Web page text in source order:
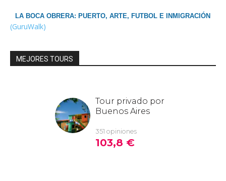
LA BOCA OBRERA: PUERTO, ARTE, FUTBOL E INMIGRACIÓN
(GuruWalk)
MEJORES TOURS